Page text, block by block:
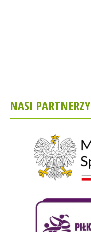
NASI PARTNERZY